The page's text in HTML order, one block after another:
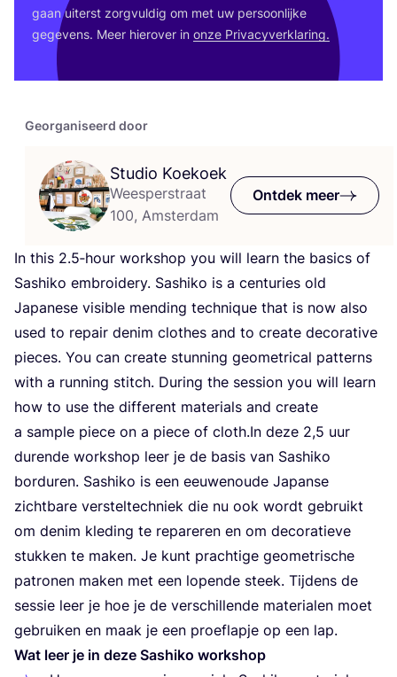
Georganiseerd door
Studio Koekoek
Weesperstraat
100, Amsterdam
Ontdek meer
In this 2.5‑hour work­shop you will learn the basics of
Sas­hi­ko embroi­dery. Sas­hi­ko is a cen­tu­ries old
Japa­ne­se visi­ble men­ding tech­ni­que that is now also
used to repair denim clo­t­hes and to cre­a­te deco­ra­ti­ve
pie­ces. You can cre­a­te stun­ning geo­me­tri­cal pat­terns
with a run­ning stitch. During the ses­si­on you will learn
how to use the dif­fe­rent mate­ri­als and cre­a­te
a sam­ple pie­ce on a pie­ce of cloth​.In deze 2,5 uur
duren­de work­shop leer je de basis van Sas­hi­ko
bor­du­ren. Sas­hi­ko is een eeu­wen­ou­de Japan­se
zicht­ba­re ver­stel­tech­niek die nu ook wordt gebruikt
om denim kle­ding te repa­re­ren en om deco­ra­tie­ve
stuk­ken te maken. Je kunt prach­ti­ge geo­me­tri­sche
patro­nen maken met een lopen­de steek. Tij­dens de
ses­sie leer je hoe je de ver­schil­len­de mate­ri­a­len moet
gebrui­ken en maak je een proef­lap­je op een lap.
Wat leer je in deze Sas­hi­ko workshop
gaan uiterst zorg­vul­dig om met uw per­soon­lij­ke
gege­vens. Meer hier­over in onze Pri­va­cy­ver­kla­ring.